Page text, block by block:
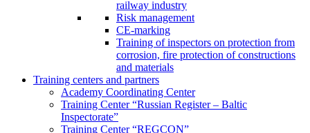
railway industry
Risk management
CE-marking
Training of inspectors on protection from
corrosion, fire protection of constructions
and materials
Training centers and partners
Academy Coordinating Center
Training Center “Russian Register – Baltic
Inspectorate”
Training Center “REGCON”